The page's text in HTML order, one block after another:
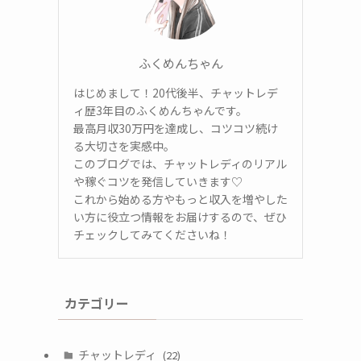
ふくめんちゃん
はじめまして！20代後半、チャットレデ
ィ歴3年目のふくめんちゃんです。
最高月収30万円を達成し、コツコツ続け
る大切さを実感中。
このブログでは、チャットレディのリアル
や稼ぐコツを発信していきます♡
これから始める方やもっと収入を増やした
い方に役立つ情報をお届けするので、ぜひ
チェックしてみてくださいね！
カテゴリー
チャットレディ (22)